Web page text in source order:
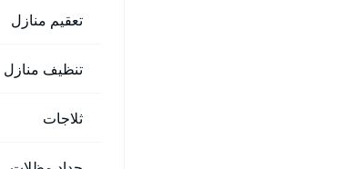
تعقيم منازل
تنظيف منازل
ثلاجات